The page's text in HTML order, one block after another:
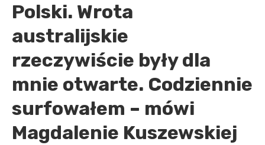
Polski. Wrota
australijskie
rzeczywiście były dla
mnie otwarte. Codziennie
surfowałem – mówi
Magdalenie Kuszewskiej